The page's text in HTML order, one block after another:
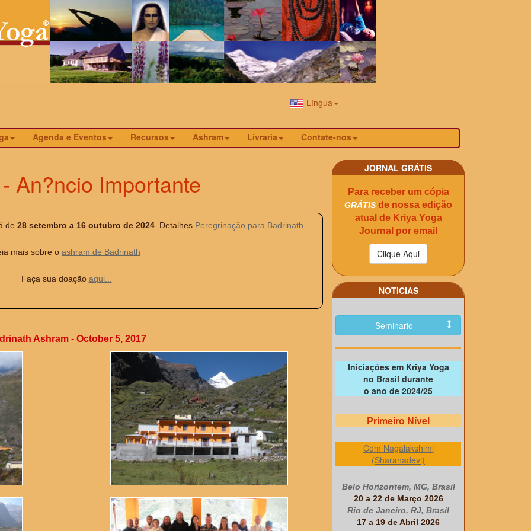
Língua
Agenda e Eventos Recursos Ashram Livraria Contate-nos
An?ncio Importante
de 28 setembro a 16 outubro de 2024. Detalhes Peregrinação para Badrinath.
mais sobre o ashram de Badrinath
Faça sua doação aqui...
Ashram - October 5, 2017
JORNAL GRÁTIS
Para receber um cópia
GRÁTIS de nossa edição
atual de Kriya Yoga
Journal por email
NOTICIAS
Seminario
Iniciações em Kriya Yoga
no Brasil durante
o ano de 2024/25
Primeiro Nível
Com Nagalakshimi
(Sharanadevi)
Belo Horizontem, MG, Brasil
20 a 22 de Março 2026
Rio de Janeiro, RJ, Brasil
17 a 19 de Abril 2026